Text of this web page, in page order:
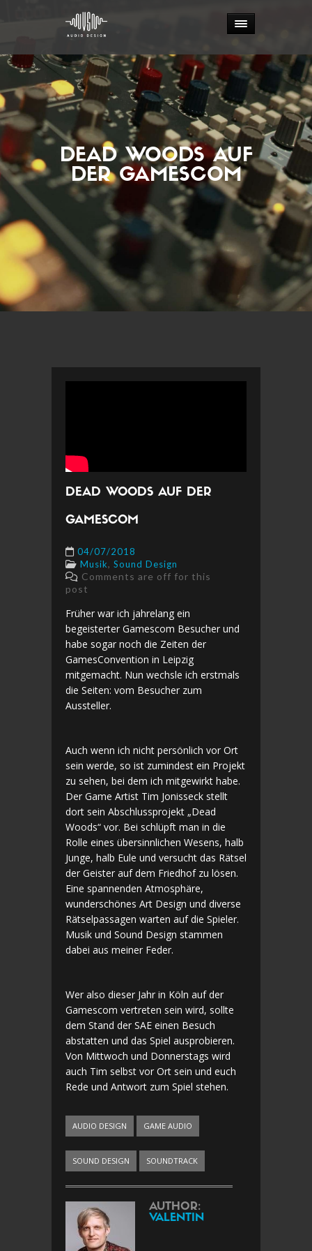
DEAD WOODS AUF
DER GAMESCOM
DEAD WOODS AUF DER
GAMESCOM
04/07/2018
Musik, Sound Design
Comments are off for this
post
Früher war ich jahrelang ein
begeisterter Gamescom Besucher und
habe sogar noch die Zeiten der
GamesConvention in Leipzig
mitgemacht. Nun wechsle ich erstmals
die Seiten: vom Besucher zum
Aussteller.
Auch wenn ich nicht persönlich vor Ort
sein werde, so ist zumindest ein Projekt
zu sehen, bei dem ich mitgewirkt habe.
Der Game Artist Tim Jonisseck stellt
dort sein Abschlussprojekt „Dead
Woods“ vor. Bei schlüpft man in die
Rolle eines übersinnlichen Wesens, halb
Junge, halb Eule und versucht das Rätsel
der Geister auf dem Friedhof zu lösen.
Eine spannenden Atmosphäre,
wunderschönes Art Design und diverse
Rätselpassagen warten auf die Spieler.
Musik und Sound Design stammen
dabei aus meiner Feder.
Wer also dieser Jahr in Köln auf der
Gamescom vertreten sein wird, sollte
dem Stand der SAE einen Besuch
abstatten und das Spiel ausprobieren.
Von Mittwoch und Donnerstags wird
auch Tim selbst vor Ort sein und euch
Rede und Antwort zum Spiel stehen.
AUDIO DESIGN GAME AUDIO
SOUND DESIGN SOUNDTRACK
AUTHOR:
VALENTIN